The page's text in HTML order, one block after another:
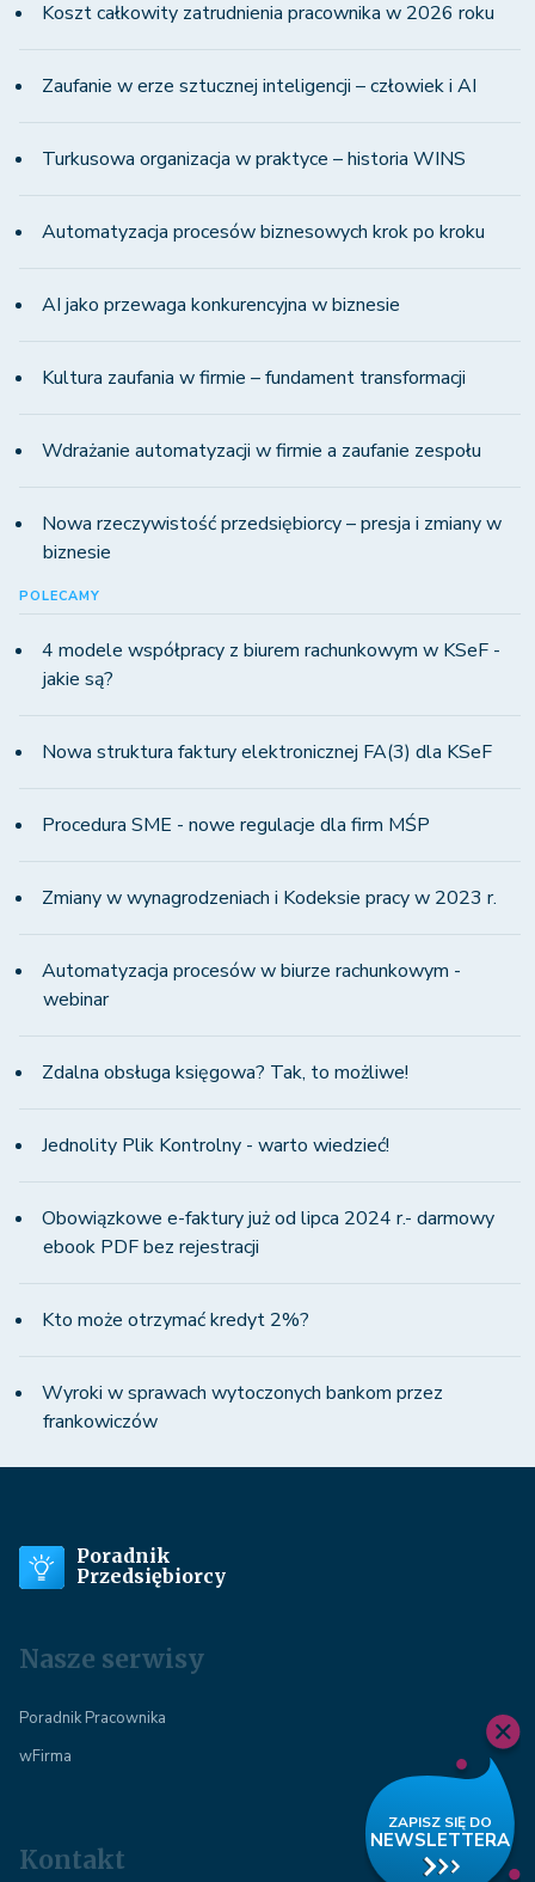
Koszt całkowity zatrudnienia pracownika w 2026 roku
Zaufanie w erze sztucznej inteligencji – człowiek i AI
Turkusowa organizacja w praktyce – historia WINS
Automatyzacja procesów biznesowych krok po kroku
AI jako przewaga konkurencyjna w biznesie
Kultura zaufania w firmie – fundament transformacji
Wdrażanie automatyzacji w firmie a zaufanie zespołu
Nowa rzeczywistość przedsiębiorcy – presja i zmiany w
biznesie
POLECAMY
4 modele współpracy z biurem rachunkowym w KSeF -
jakie są?
Nowa struktura faktury elektronicznej FA(3) dla KSeF
Procedura SME - nowe regulacje dla firm MŚP
Zmiany w wynagrodzeniach i Kodeksie pracy w 2023 r.
Automatyzacja procesów w biurze rachunkowym -
webinar
Zdalna obsługa księgowa? Tak, to możliwe!
Jednolity Plik Kontrolny - warto wiedzieć!
Obowiązkowe e-faktury już od lipca 2024 r.- darmowy
ebook PDF bez rejestracji
Kto może otrzymać kredyt 2%?
Wyroki w sprawach wytoczonych bankom przez
frankowiczów
Poradnik
Przedsiębiorcy
Nasze serwisy
Poradnik Pracownika
wFirma
Kontakt